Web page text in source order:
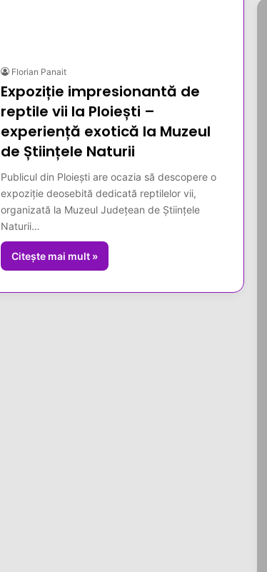
Florian Panait
Expoziție impresionantă de
reptile vii la Ploiești –
experiență exotică la Muzeul
de Științele Naturii
Publicul din Ploiești are ocazia să descopere o
expoziție deosebită dedicată reptilelor vii,
organizată la Muzeul Județean de Științele
Naturii…
Citește mai mult »